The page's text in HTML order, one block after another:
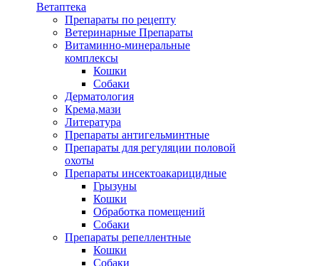
Ветаптека
Препараты по рецепту
Ветеринарные Препараты
Витаминно-минеральные
комплексы
Кошки
Собаки
Дерматология
Крема,мази
Литература
Препараты антигельминтные
Препараты для регуляции половой
охоты
Препараты инсектоакарицидные
Грызуны
Кошки
Обработка помещений
Собаки
Препараты репеллентные
Кошки
Собаки